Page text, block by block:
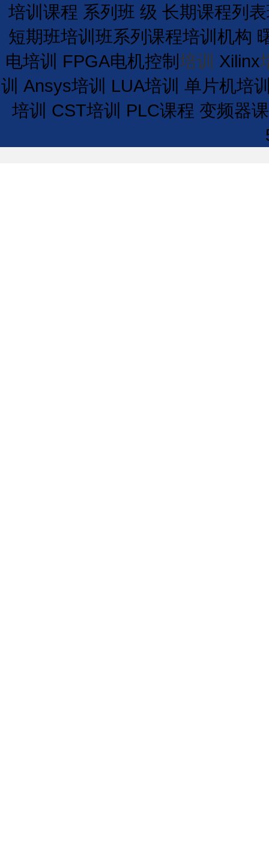
培训课程 系列班 级 长期课程列表
短期班培训 班系列课程培训 机构
电培训 FPGA电机控制 培训 Xilinx
训 Ansys培训 LUA培训 单片机培
培训 CST培训 PLC课程 变频器